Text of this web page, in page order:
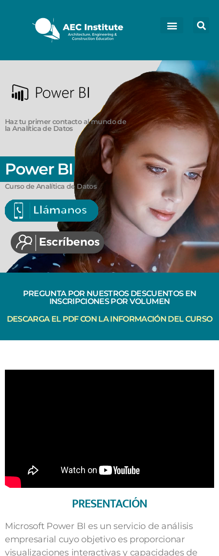
Power BI
Haz tu primer contacto al mundo de
la Analítica de Datos
Curso de Analítica de Datos
PREGUNTA POR NUESTROS DESCUENTOS EN
INSCRIPCIONES POR VOLUMEN
DESCARGA EL PDF CON LA INFORMACIÓN DEL CURSO
PRESENTACIÓN
Microsoft Power BI es un servicio de análisis
empresarial cuyo objetivo es proporcionar
visualizaciones interactivas y capacidades de